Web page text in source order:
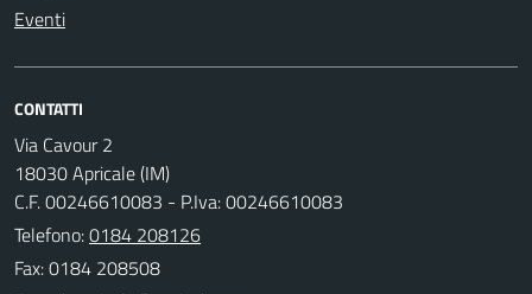
Eventi
CONTATTI
Via Cavour 2
18030 Apricale (IM)
C.F. 00246610083 - P.Iva: 00246610083
Telefono:0184 208126
Fax: 0184 208508